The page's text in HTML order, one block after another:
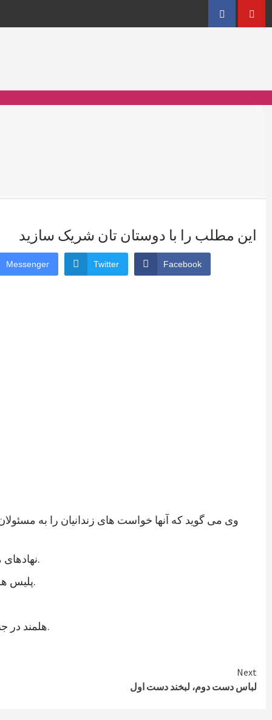
Facebook
این مطلب را با دوستان تان شریک سازید
Messenger Twitter Facebook
وی می گوید که آنها خواست های زندانیان را به
نهادهای مدنی ولایت هلمند نیز در اعلامیه ای از رئیس جمهوری جدید خواستند که به خواستهای مشروع زندانیان پاسخ مثبت داده شود.
پلیس هلمند نیز اعتصاب زندانیان این ولایت را تایید کرده و می گوید که برای تامین امنیت این زندان، شمار بیشتری نیرو فرستاده اند.
هلمند در جنوب افغانستان از ولایات ناامن است. در زندان هلمند در بین زندانیان جنایی، صدها نفر به اتهام شورشگری نیز زندانی هستند.
Next
لباس دست دوم، لبخند دست اول